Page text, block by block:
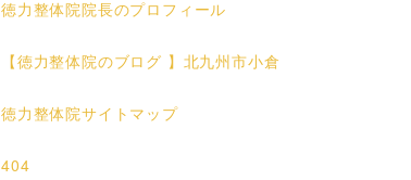
徳力整体院院長のプロフィール
【徳力整体院のブログ 】北九州市小倉
徳力整体院サイトマップ
404